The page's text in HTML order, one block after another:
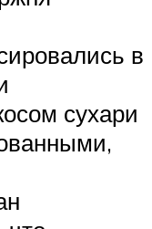
в
сухари